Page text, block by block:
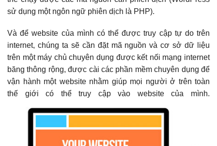
sử dụng một ngôn ngữ phiên dịch là PHP).
Và để website của mình có thể được truy cập tự do trên
internet, chúng ta sẽ cần đặt mã nguồn và cơ sở dữ liệu
trên một máy chủ chuyên dụng được kết nối mạng internet
băng thông rộng, được cài các phần mềm chuyên dụng để
vận hành một website nhằm giúp mọi người ở trên toàn
thế giới có thể truy cập vào website của mình.